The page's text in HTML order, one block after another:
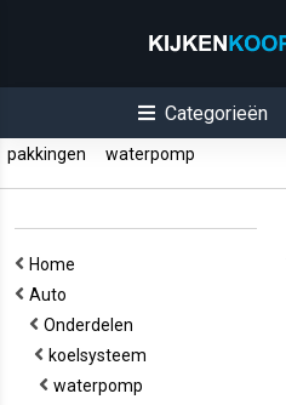
Categorieën
pakkingen waterpomp
Home
Auto
Onderdelen
koelsysteem
waterpomp